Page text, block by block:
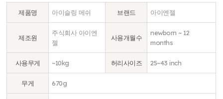
제품명 아이슬링 메쉬 브랜드 아이엔젤
제조원
주식회사 아이엔
젤
사용개월수
newborn ~ 12
months
사용무게 ~10kg 허리사이즈 25~43 inch
무게 670g